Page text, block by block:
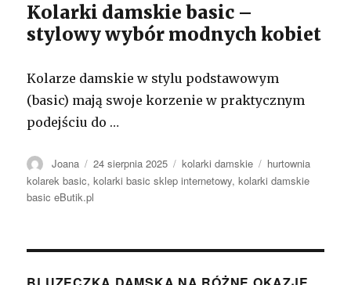
Kolarki damskie basic –
stylowy wybór modnych kobiet
Kolarze damskie w stylu podstawowym
(basic) mają swoje korzenie w praktycznym
podejściu do …
Autor
Joana Opublikowano
24 sierpnia 2025 Kategorie
kolarki damskie Tagi
hurtownia
kolarek basic,kolarki basic sklep internetowy,kolarki damskie
basic eButik.pl